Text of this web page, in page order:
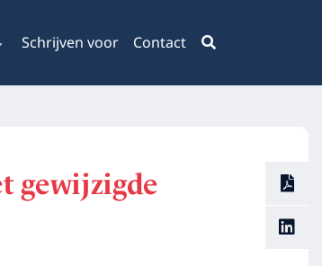
Schrijven voor Contact
gewijzigde